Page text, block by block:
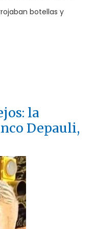
botellas y
la
Depauli,